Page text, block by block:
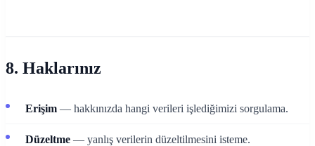
8. Haklarınız
Erişim — hakkınızda hangi verileri işlediğimizi sorgulama.
Düzeltme — yanlış verilerin düzeltilmesini isteme.